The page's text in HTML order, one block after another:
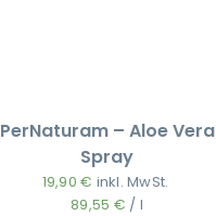
PerNaturam – Aloe Vera
Spray
19,90€ inkl. MwSt.
89,55 € / l